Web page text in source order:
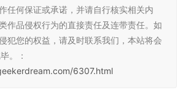
任何保证或承诺，并请自行核实相关内
作品侵权行为的直接责任及连带责任。如
犯您的权益，请及时联系我们，本站将会
。：
6307.html